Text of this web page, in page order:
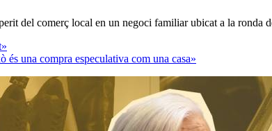
del comerç local en un negoci familiar ubicat a la ronda
una compra especulativa com una casa»